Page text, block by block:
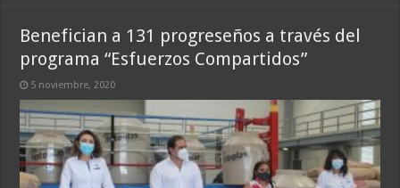
Benefician a 131 progreseños a través del
programa “Esfuerzos Compartidos”
5 noviembre, 2020